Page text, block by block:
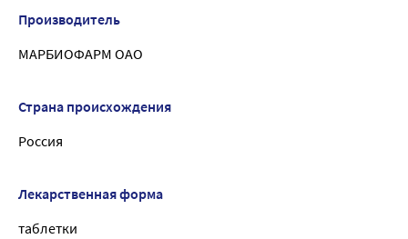
Производитель
МАРБИОФАРМ ОАО
Страна происхождения
Россия
Лекарственная форма
таблетки